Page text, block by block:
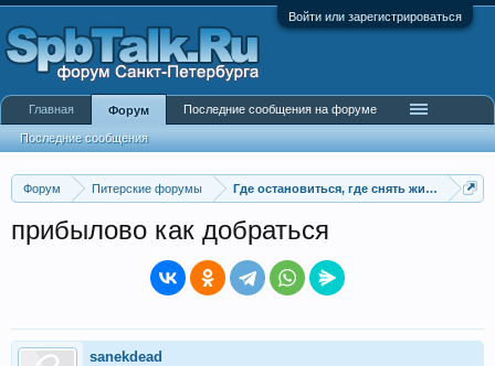
Войти или зарегистрироваться
Форум Питерские форумы Где остановиться, где снять жилье
прибылово как добраться
sanekdead
Главная Форум
Последние сообщения
Последние сообщения на форуме